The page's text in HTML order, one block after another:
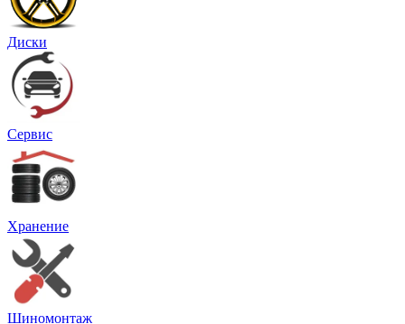
Диски
Сервис
Хранение
Шиномонтаж